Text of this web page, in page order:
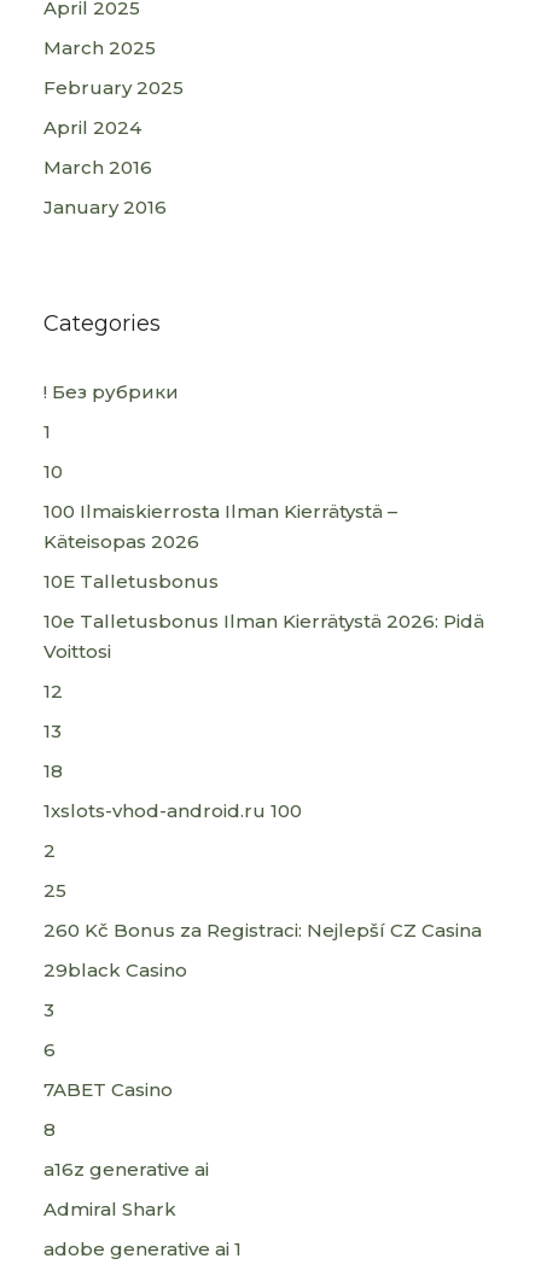
April 2025
March 2025
February 2025
April 2024
March 2016
January 2016
Categories
! Без рубрики
1
10
100 Ilmaiskierrosta Ilman Kierrätystä –
Käteisopas 2026
10E Talletusbonus
10e Talletusbonus Ilman Kierrätystä 2026: Pidä
Voittosi
12
13
18
1xslots-vhod-android.ru 100
2
25
260 Kč Bonus za Registraci: Nejlepší CZ Casina
29black Casino
3
6
7ABET Casino
8
a16z generative ai
Admiral Shark
adobe generative ai 1